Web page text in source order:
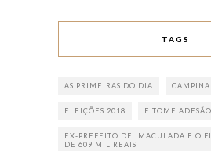
TAGS
AS PRIMEIRAS DO DIA CAMPINA
ELEIÇÕES 2018 E TOME
EX-PREFEITO DE IMACULADA E O
DE 609 MIL REAIS